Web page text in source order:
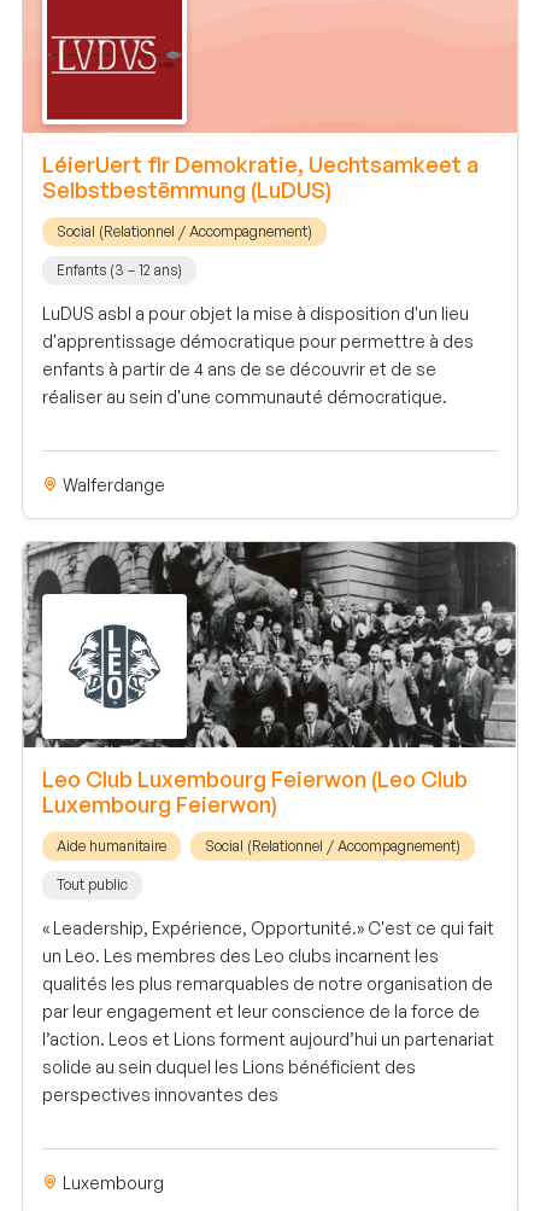
LéierUert fir Demokratie, Uechtsamkeet a
Selbstbestëmmung (LuDUS)
Social (Relationnel / Accompagnement)
Enfants (3 – 12 ans)
LuDUS asbl a pour objet la mise à disposition d'un lieu
d'apprentissage démocratique pour permettre à des
enfants à partir de 4 ans de se découvrir et de se
réaliser au sein d'une communauté démocratique.
Walferdange
Leo Club Luxembourg Feierwon (Leo Club
Luxembourg Feierwon)
Aide humanitaire Social (Relationnel / Accompagnement)
Tout public
« Leadership, Expérience, Opportunité.» C'est ce qui fait
un Leo. Les membres des Leo clubs incarnent les
qualités les plus remarquables de notre organisation de
par leur engagement et leur conscience de la force de
l’action. Leos et Lions forment aujourd’hui un partenariat
solide au sein duquel les Lions bénéficient des
perspectives innovantes des
Luxembourg